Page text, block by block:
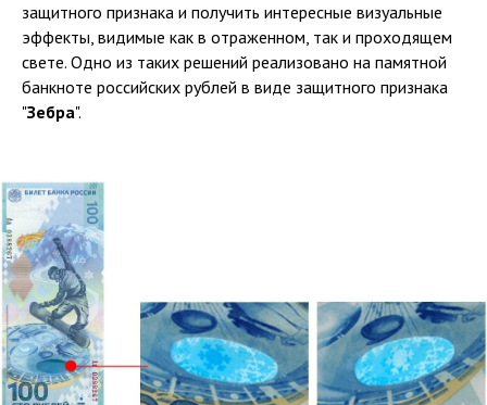
защитного признака и получить интересные визуальные
эффекты, видимые как в отраженном, так и проходящем
свете. Одно из таких решений реализовано на памятной
банкноте российских рублей в виде защитного признака
"Зебра".